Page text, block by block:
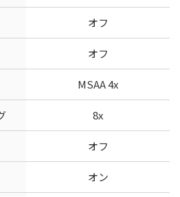
オフ
オフ
MSAA 4x
8x
オフ
オン